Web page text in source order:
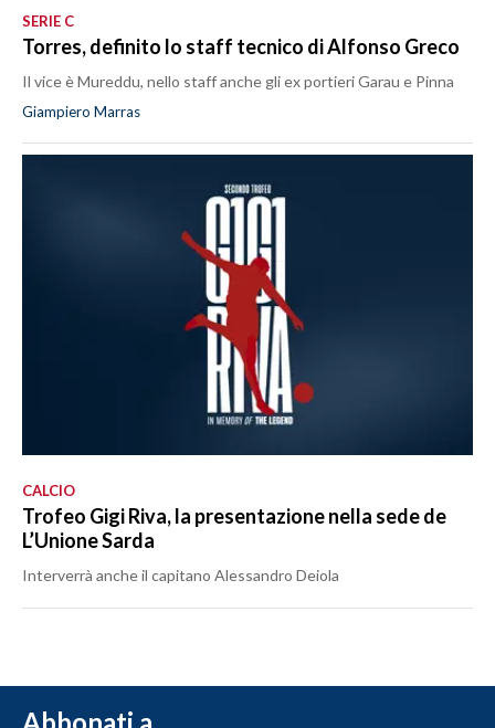
SERIE C
Torres, definito lo staff tecnico di Alfonso Greco
Il vice è Mureddu, nello staff anche gli ex portieri Garau e Pinna
Giampiero Marras
CALCIO
Trofeo Gigi Riva, la presentazione nella sede de
L’Unione Sarda
Interverrà anche il capitano Alessandro Deiola
Abbonati a